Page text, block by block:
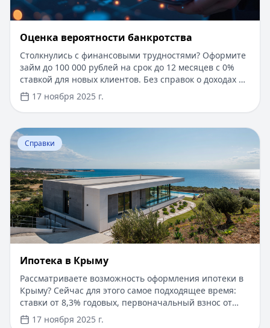
Оценка вероятности банкротства
Столкнулись с финансовыми трудностями? Оформите
займ до 100 000 рублей на срок до 12 месяцев с 0%
ставкой для новых клиентов. Без справок о доходах и
документов — решение за 5 минут. Получите деньги
быстро и прозрачно через проверенные сервисы.
17 ноября 2025 г.
Перейти к статье:
Справки
Ипотека в Крыму
Рассматриваете возможность оформления ипотеки в
Крыму? Сейчас для этого самое подходящее время:
ставки от 8,3% годовых, первоначальный взнос от
15%, срок рассмотрения заявки — от 1 дня. Доступны
17 ноября 2025 г.